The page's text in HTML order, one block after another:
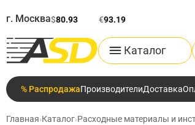
г. Москва$80.93 €93.19
Каталог
% РаспродажаПроизводителиДоставка
Главная›Каталог›Расходные материалы и